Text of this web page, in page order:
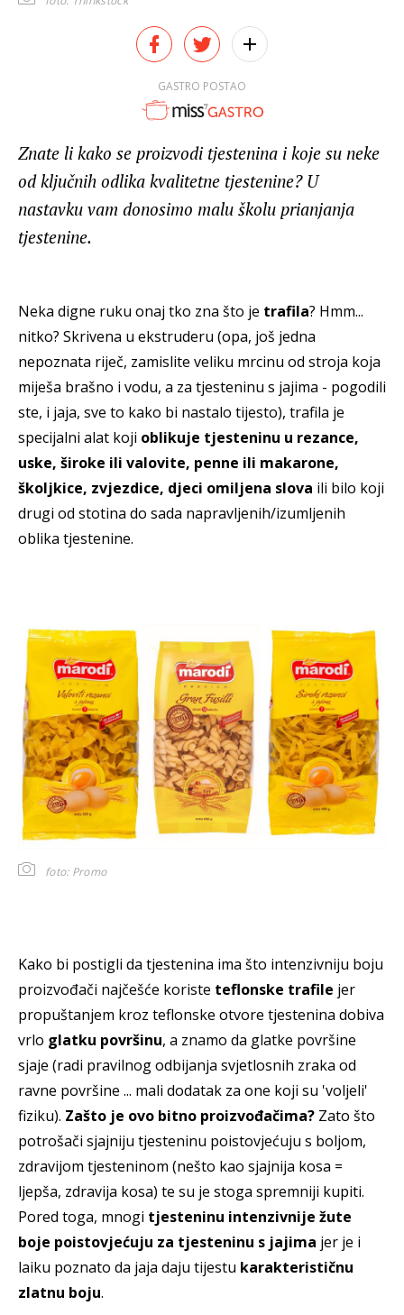
GASTRO POSTAO
Znate li kako se proizvodi tjestenina i koje su neke
od ključnih odlika kvalitetne tjestenine? U
nastavku vam donosimo malu školu prianjanja
tjestenine.
Neka digne ruku onaj tko zna što je trafila? Hmm...
nitko? Skrivena u ekstruderu (opa, još jedna
nepoznata riječ, zamislite veliku mrcinu od stroja koja
miješa brašno i vodu, a za tjesteninu s jajima - pogodili
ste, i jaja, sve to kako bi nastalo tijesto), trafila je
specijalni alat koji oblikuje tjesteninu u rezance,
uske, široke ili valovite, penne ili makarone,
školjkice, zvjezdice, djeci omiljena slova ili bilo koji
drugi od stotina do sada napravljenih/izumljenih
oblika tjestenine.
foto: Promo
Kako bi postigli da tjestenina ima što intenzivniju boju
proizvođači najčešće koriste teflonske trafile jer
propuštanjem kroz teflonske otvore tjestenina dobiva
vrlo glatku površinu, a znamo da glatke površine
sjaje (radi pravilnog odbijanja svjetlosnih zraka od
ravne površine ... mali dodatak za one koji su 'voljeli'
fiziku). Zašto je ovo bitno proizvođačima? Zato što
potrošači sjajniju tjesteninu poistovjećuju s boljom,
zdravijom tjesteninom (nešto kao sjajnija kosa =
ljepša, zdravija kosa) te su je stoga spremniji kupiti.
Pored toga, mnogi tjesteninu intenzivnije žute
boje poistovjećuju za tjesteninu s jajima jer je i
laiku poznato da jaja daju tijestu karakterističnu
zlatnu boju.